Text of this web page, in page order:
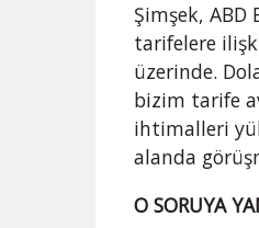
Şimşek,
tarifelere
üzerinde.
bizim tarife
ihtimalleri
alanda
O SORUYA